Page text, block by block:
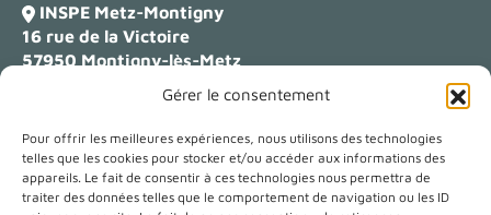
Gérer le consentement
Pour offrir les meilleures expériences, nous utilisons des technologies
telles que les cookies pour stocker et/ou accéder aux informations des
appareils. Le fait de consentir à ces technologies nous permettra de
traiter des données telles que le comportement de navigation ou les ID
INSPE Metz-Montigny
16 rue de la Victoire
57950 Montigny-lès-Metz
Campus Lettres
23 boulevard Albert 1er
54000 Nancy